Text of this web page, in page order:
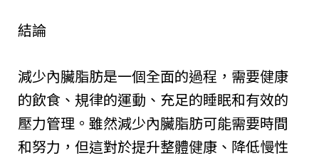
結論
減少內臟脂肪是一個全面的過程，需要健康
的飲食、規律的運動、充足的睡眠和有效的
壓力管理。雖然減少內臟脂肪可能需要時間
和努力，但這對於提升整體健康、降低慢性